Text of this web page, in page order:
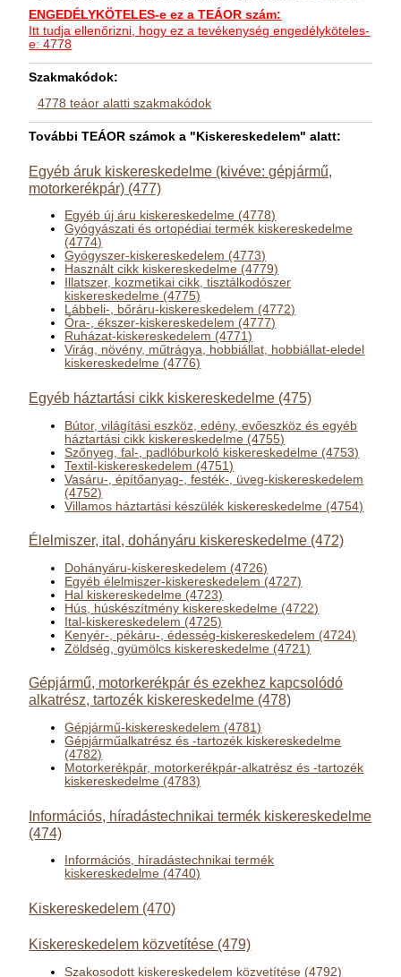
ENGEDÉLYKÖTELES-e ez a TEÁOR szám:
Itt tudja ellenőrizni, hogy ez a tevékenység engedélyköteles-
e: 4778
Szakmakódok:
4778 teáor alatti szakmakódok
További TEÁOR számok a "Kiskereskedelem" alatt:
Egyéb áruk kiskereskedelme (kivéve: gépjármű,
motorkerékpár) (477)
Egyéb új áru kiskereskedelme (4778)
Gyógyászati és ortopédiai termék kiskereskedelme
(4774)
Gyógyszer-kiskereskedelem (4773)
Használt cikk kiskereskedelme (4779)
Illatszer, kozmetikai cikk, tisztálkodószer
kiskereskedelme (4775)
Lábbeli-, bőráru-kiskereskedelem (4772)
Óra-, ékszer-kiskereskedelem (4777)
Ruházat-kiskereskedelem (4771)
Virág, növény, műtrágya, hobbiállat, hobbiállat-eledel
kiskereskedelme (4776)
Egyéb háztartási cikk kiskereskedelme (475)
Bútor, világítási eszköz, edény, evőeszköz és egyéb
háztartási cikk kiskereskedelme (4755)
Szőnyeg, fal-, padlóburkoló kiskereskedelme (4753)
Textil-kiskereskedelem (4751)
Vasáru-, építőanyag-, festék-, üveg-kiskereskedelem
(4752)
Villamos háztartási készülék kiskereskedelme (4754)
Élelmiszer, ital, dohányáru kiskereskedelme (472)
Dohányáru-kiskereskedelem (4726)
Egyéb élelmiszer-kiskereskedelem (4727)
Hal kiskereskedelme (4723)
Hús, húskészítmény kiskereskedelme (4722)
Ital-kiskereskedelem (4725)
Kenyér-, pékáru-, édesség-kiskereskedelem (4724)
Zöldség, gyümölcs kiskereskedelme (4721)
Gépjármű, motorkerékpár és ezekhez kapcsolódó
alkatrész, tartozék kiskereskedelme (478)
Gépjármű-kiskereskedelem (4781)
Gépjárműalkatrész és -tartozék kiskereskedelme
(4782)
Motorkerékpár, motorkerékpár-alkatrész és -tartozék
kiskereskedelme (4783)
Információs, híradástechnikai termék kiskereskedelme
(474)
Információs, híradástechnikai termék
kiskereskedelme (4740)
Kiskereskedelem (470)
Kiskereskedelem közvetítése (479)
Szakosodott kiskereskedelem közvetítése (4792)